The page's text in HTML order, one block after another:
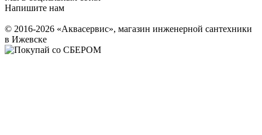
Напишите нам
© 2016-2026 «Аквасервис», магазин инженерной сантехники
в Ижевске